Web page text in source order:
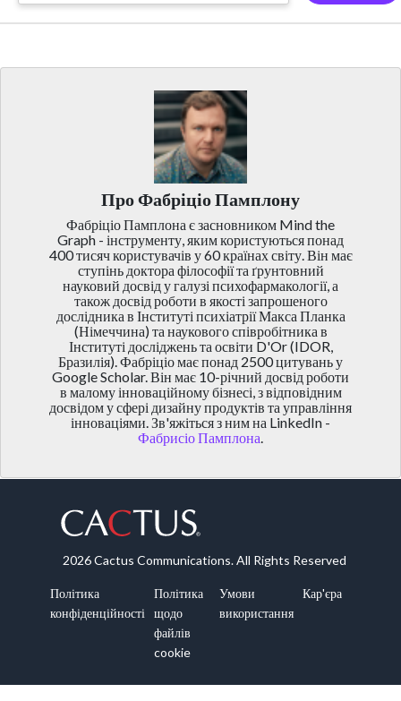
Про Фабріціо Памплону
Фабріціо Памплона є засновником Mind the
Graph - інструменту, яким користуються понад
400 тисяч користувачів у 60 країнах світу. Він має
ступінь доктора філософії та ґрунтовний
науковий досвід у галузі психофармакології, а
також досвід роботи в якості запрошеного
дослідника в Інституті психіатрії Макса Планка
(Німеччина) та наукового співробітника в
Інституті досліджень та освіти D'Or (IDOR,
Бразилія). Фабріціо має понад 2500 цитувань у
Google Scholar. Він має 10-річний досвід роботи
в малому інноваційному бізнесі, з відповідним
досвідом у сфері дизайну продуктів та управління
інноваціями. Зв'яжіться з ним на LinkedIn -
Фабрисіо Памплона.
2026 Cactus Communications. All Rights Reserved
Політика
конфіденційності
Політика
щодо
файлів
cookie
Умови
використання
Кар'єра